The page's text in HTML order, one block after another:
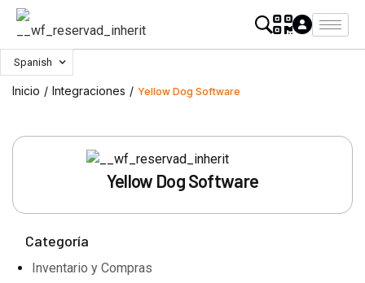
Spanish
Inicio / Integraciones / Yellow Dog Software
Yellow Dog Software
Categoría
Inventario y Compras